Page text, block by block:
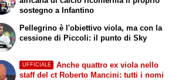
sostegno a Infantino
Pellegrino è l'obiettivo viola, ma con la
cessione di Piccoli: il punto di Sky
UFFICIALE
Anche quattro ex viola nello
staff del ct Roberto Mancini: tutti i nomi